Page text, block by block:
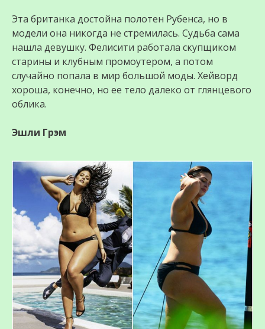
Эта британка достойна полотен Рубенса, но в
модели она никогда не стремилась. Судьба сама
нашла дeвушку. Фелисити работала скупщиком
старины и клубным промоутером, а потом
случайно попала в мир большой моды. Хейворд
хороша, конечно, но ее тeло далеко от глянцевого
облика.
Эшли Грэм